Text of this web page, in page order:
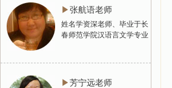
▶张航语老师
姓名学资深老师、毕业于长
春师范学院汉语言文学专业
▶芳宁远老师